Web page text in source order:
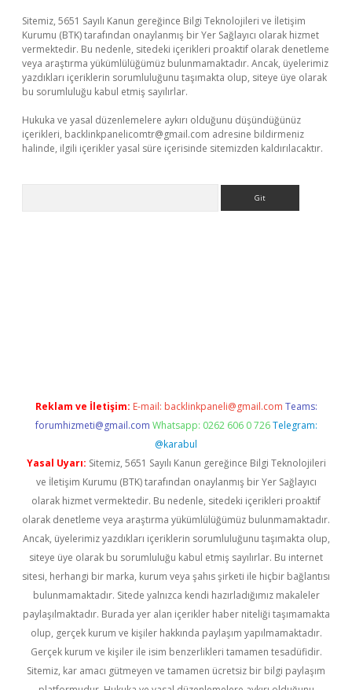
Sitemiz, 5651 Sayılı Kanun gereğince Bilgi Teknolojileri ve İletişim
Kurumu (BTK) tarafından onaylanmış bir Yer Sağlayıcı olarak hizmet
vermektedir. Bu nedenle, sitedeki içerikleri proaktif olarak denetleme
veya araştırma yükümlülüğümüz bulunmamaktadır. Ancak, üyelerimiz
yazdıkları içeriklerin sorumluluğunu taşımakta olup, siteye üye olarak
bu sorumluluğu kabul etmiş sayılırlar.
Hukuka ve yasal düzenlemelere aykırı olduğunu düşündüğünüz
içerikleri, backlinkpanelicomtr@gmail.com adresine bildirmeniz
halinde, ilgili içerikler yasal süre içerisinde sitemizden kaldırılacaktır.
Reklam ve İletişim: E-mail: backlinkpaneli@gmail.com Teams:
forumhizmeti@gmail.com Whatsapp: 0262 606 0 726 Telegram:
@karabul
Yasal Uyarı: Sitemiz, 5651 Sayılı Kanun gereğince Bilgi Teknolojileri
ve İletişim Kurumu (BTK) tarafından onaylanmış bir Yer Sağlayıcı
olarak hizmet vermektedir. Bu nedenle, sitedeki içerikleri proaktif
olarak denetleme veya araştırma yükümlülüğümüz bulunmamaktadır.
Ancak, üyelerimiz yazdıkları içeriklerin sorumluluğunu taşımakta olup,
siteye üye olarak bu sorumluluğu kabul etmiş sayılırlar. Bu internet
sitesi, herhangi bir marka, kurum veya şahıs şirketi ile hiçbir bağlantısı
bulunmamaktadır. Sitede yalnızca kendi hazırladığımız makaleler
paylaşılmaktadır. Burada yer alan içerikler haber niteliği taşımamakta
olup, gerçek kurum ve kişiler hakkında paylaşım yapılmamaktadır.
Gerçek kurum ve kişiler ile isim benzerlikleri tamamen tesadüfidir.
Sitemiz, kar amacı gütmeyen ve tamamen ücretsiz bir bilgi paylaşım